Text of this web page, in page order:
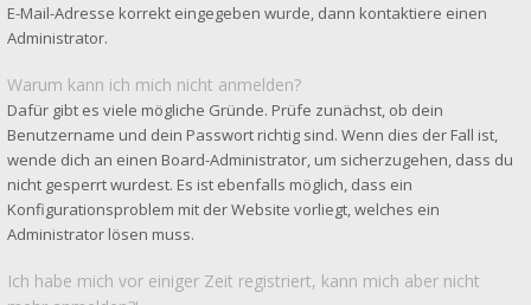
E-Mail-Adresse korrekt eingegeben wurde, dann kontaktiere einen
Administrator.
Warum kann ich mich nicht anmelden?
Dafür gibt es viele mögliche Gründe. Prüfe zunächst, ob dein
Benutzername und dein Passwort richtig sind. Wenn dies der Fall ist,
wende dich an einen Board-Administrator, um sicherzugehen, dass du
nicht gesperrt wurdest. Es ist ebenfalls möglich, dass ein
Konfigurationsproblem mit der Website vorliegt, welches ein
Administrator lösen muss.
Ich habe mich vor einiger Zeit registriert, kann mich aber nicht